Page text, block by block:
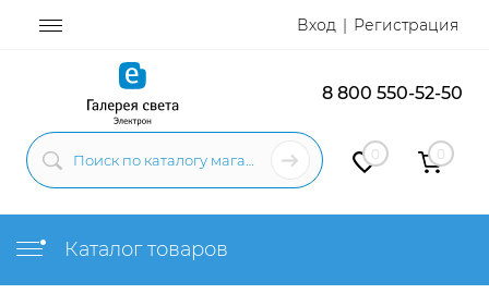
Вход Регистрация
8 800 550-52-50
0 0
Каталог товаров